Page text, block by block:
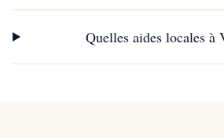
Quelles aides locales à